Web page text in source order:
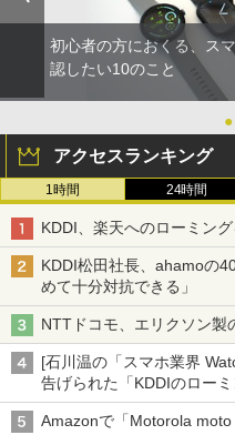
初心者の方におくる、ス
認したい10のこと
●
アクセスランキング
1時間 24時間
KDDI、楽天へのローミン
KDDI松田社長、ahamoの
めて十分対抗できる」
NTTドコモ、エリクソン製
[石川温の「スマホ業界
告げられた「KDDIのロー
穴と楽天モバイルの課題
Amazonで「Motorola